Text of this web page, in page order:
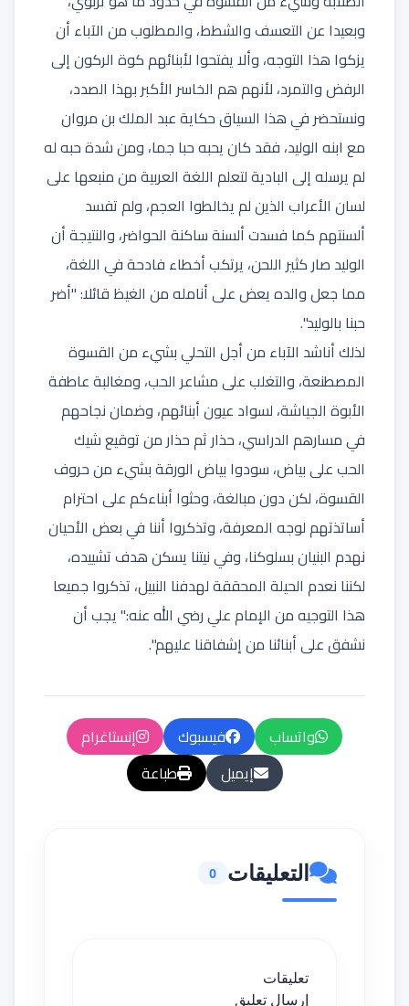
وبعيدا عن التعسف والشطط، والمطلوب من الآباء أن
يزكوا هذا التوجه، وألا يفتحوا لأبنائهم كوة الركون إلى
الرفض والتمرد، لأنهم هم الخاسر الأكبر بهذا الصدد،
ونستحضر في هذا السياق حكاية عبد الملك بن مروان
مع ابنه الوليد، فقد كان يحبه حبا جما، ومن شدة حبه له
لم يرسله إلى البادية لتعلم اللغة العربية من منبعها على
لسان الأعراب الذين لم يخالطوا العجم، ولم تفسد
ألسنتهم كما فسدت ألسنة ساكنة الحواضر، والنتيجة أن
الوليد صار كثير اللحن، يرتكب أخطاء فادحة في اللغة،
مما جعل والده يعض على أنامله من الغيظ قائلا: "أضر
حبنا بالوليد".
لذلك أناشد الآباء من أجل التحلي بشيء من القسوة
المصطنعة، والتغلب على مشاعر الحب، ومغالبة عاطفة
الأبوة الجياشة، لسواد عيون أبنائهم، وضمان نجاحهم
في مسارهم الدراسي، حذار ثم حذار من توقيع شيك
الحب على بياض، سودوا بياض الورقة بشيء من حروف
القسوة، لكن دون مبالغة، وحثوا أبناءكم على احترام
أساتذتهم لوجه المعرفة، وتذكروا أننا في بعض الأحيان
نهدم البنيان بسلوكنا، وفي نيتنا يسكن هدف تشييده،
لكننا نعدم الحيلة المحققة لهدفنا النبيل، تذكروا جميعا
هذا التوجيه من الإمام علي رضي الله عنه:" يجب أن
نشفق على أبنائنا من إشفاقنا عليهم".
واتساب فيسبوك
إنستاغرام
إيميل
طباعة
التعليقات 0
تعليقات
إرسال تعليق